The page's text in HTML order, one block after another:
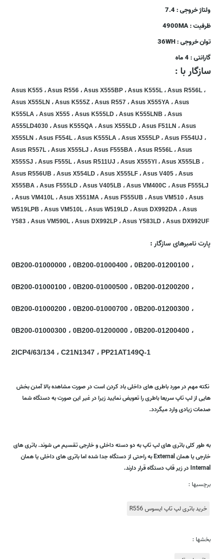
ولتاژ خروجی : 7.4
ظرفیت : 4900MA
توان خروجی : 36WH
گارانتی : 4 ماه
سازگار با :
Asus K555 ، Asus R556 ، Asus X555BP ، Asus K555L ، Asus R556L ،
Asus X555LN ، Asus K555Z ، Asus R557 ، Asus X555YA ، Asus
K555LA ، Asus X555 ، Asus K555LD ، Asus K555LNB ، Asus
A555LD4030 ، Asus K555QA ، Asus X555LD ، Asus F51LN ، Asus
X555LN ، Asus F554L ، Asus K555LA ، Asus X555LP ، Asus F554UJ ،
Asus R557L ، Asus X555LJ ، Asus F555BA ، Asus R556L ، Asus
X555SJ ، Asus F555L ، Asus R511UJ ، Asus X555YI ، Asus X555LB ،
Asus R556UB ، Asus X554LD ، Asus X555LF ، Asus V405 ، Asus
X555BA ، Asus F555LD ، Asus V405LB ، Asus VM400C ، Asus F555LJ
، Asus VM410L ، Asus X551MA ، Asus F555UB ، Asus VM510 ، Asus
W519LPB ، Asus VM510L ، Asus W519LD ، Asus DX992DA ، Asus
Y583 ، Asus VM590L ، Asus DX992LP ، Asus Y583LD ، Asus DX992UF
پارت نامبرهای سازگار :
0B200-01000000 ، 0B200-01000400 ، 0B200-01200100 ،
0B200-01000100 ، 0B200-01000500 ، 0B200-01200200 ،
0B200-01000200 ، 0B200-01000700 ، 0B200-01200300 ،
0B200-01000300 ، 0B200-01200000 ، 0B200-01200400 ،
2ICP4/63/134 ، C21N1347 ، PP21AT149Q-1
نکته مهم در مورد باطری های داخلی باد کردن است در صورت مشاهده بالا آمدن بخش
هایی از لپ تاپ سریعا باطری را تعویض نمایید زیرا در غیر این صورت به دستگاه شما
صدمات زیادی وارد میگردد.
به طور کلی باتری های لپ تاپ به دو دسته داخلی و خارجی تقسیم می شوند. باتری های
خارجی یا همان External به راحتی از دستگاه جدا شده اما باتری های داخلی یا همان
Internal در زیر قاب دستگاه قرار دارند.
برچسبها :
خرید باتری لپ تاپ ایسوس R556
بخشها :